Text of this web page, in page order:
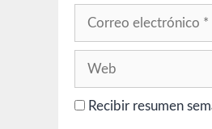
Recibir resumen